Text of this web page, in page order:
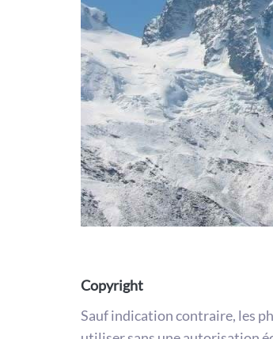
Copyright
Sauf indication contraire, les